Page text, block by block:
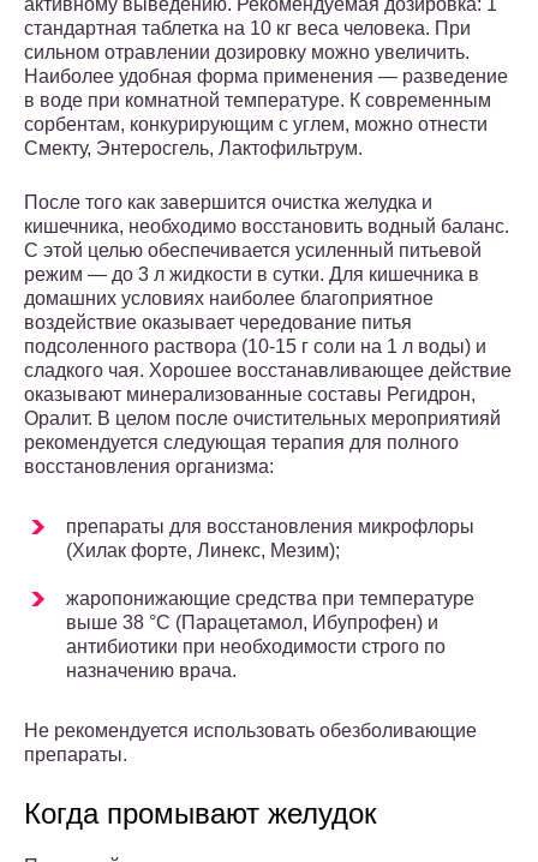
активному выведению. Рекомендуемая дозировка: 1
стандартная таблетка на 10 кг веса человека. При
сильном отравлении дозировку можно увеличить.
Наиболее удобная форма применения — разведение
в воде при комнатной температуре. К современным
сорбентам, конкурирующим с углем, можно отнести
Смекту, Энтеросгель, Лактофильтрум.
После того как завершится очистка желудка и
кишечника, необходимо восстановить водный баланс.
С этой целью обеспечивается усиленный питьевой
режим — до 3 л жидкости в сутки. Для кишечника в
домашних условиях наиболее благоприятное
воздействие оказывает чередование питья
подсоленного раствора (10-15 г соли на 1 л воды) и
сладкого чая. Хорошее восстанавливающее действие
оказывают минерализованные составы Регидрон,
Оралит. В целом после очистительных мероприятияй
рекомендуется следующая терапия для полного
восстановления организма:
препараты для восстановления микрофлоры
(Хилак форте, Линекс, Мезим);
жаропонижающие средства при температуре
выше 38 °С (Парацетамол, Ибупрофен) и
антибиотики при необходимости строго по
назначению врача.
Не рекомендуется использовать обезболивающие
препараты.
Когда промывают желудок